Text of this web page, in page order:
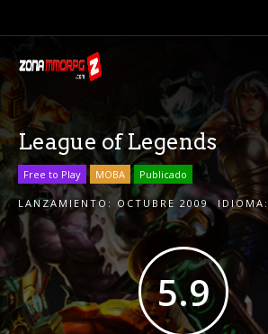
League of Legends
Free to Play MOBA Publicado
LANZAMIENTO: OCTUBRE 2009 IDIOMA:
5.9